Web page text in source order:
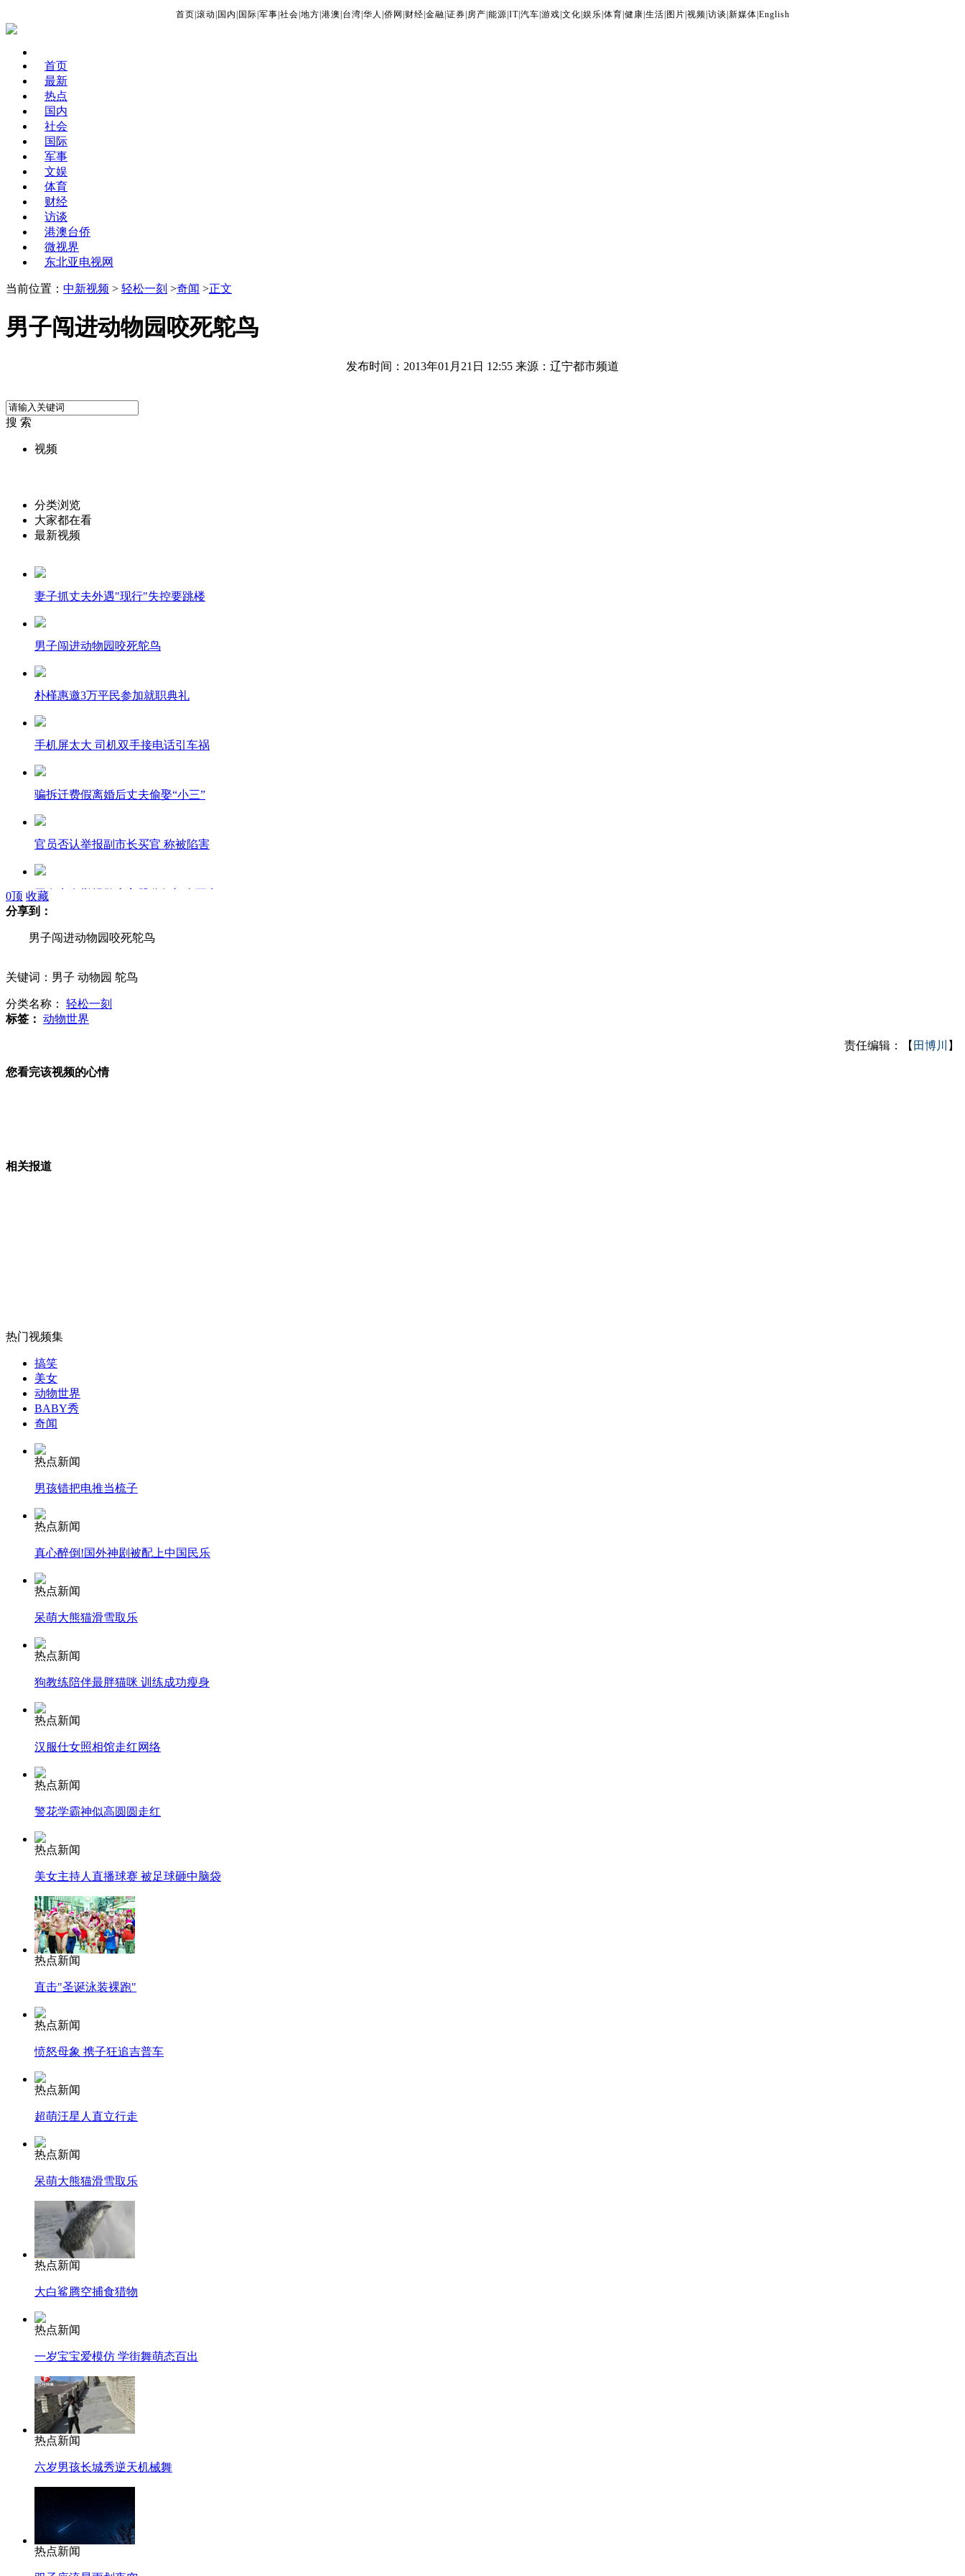
首页 滚动 国内 国际 军事 社会 地方 港澳 台湾 华人 侨网 财经 金融 证券 房产 能源 IT| 汽车 游戏 文化 娱乐 体育 健康 生活 图片 视频 访谈 新媒体 English
首页
最新
热点
国内
社会
国际
军事
文娱
体育
财经
访谈
港澳台侨
微视界
东北亚电视网
当前位置： 中新视频 > 轻松一刻 >奇闻 >正文
男子闯进动物园咬死鸵鸟
发布时间：2013年01月21日 12:55 来源：辽宁都市频道
搜 索
视频
分类浏览
大家都在看
最新视频
妻子抓丈夫外遇"现行"失控要跳楼
男子闯进动物园咬死鸵鸟
朴槿惠邀3万平民参加就职典礼
手机屏太大 司机双手接电话引车祸
骗拆迁费假离婚后丈夫偷娶“小三”
官员否认举报副市长买官 称被陷害
网友实名举报警察入股分红初查不实
春晚首次压场演出 观众笑点不断
山西运城恶犬咬伤多人 警民合力深夜将其击毙
外交部：反对强权政治霸凌主义
外交部：有关国家言论片面不公正
安徽一实载49人客车翻车
走！跟着总书记去植树
消防员救轻生者
纽约上演“枕头大战”
司机酒驾遇交警 急速倒车逃窜
0顶 收藏
分享到：
男子闯进动物园咬死鸵鸟
关键词：男子 动物园 鸵鸟
分类名称： 轻松一刻
标签： 动物世界
责任编辑：【 田博川 】
您看完该视频的心情
相关报道
热门视频集
搞笑
美女
动物世界
BABY秀
奇闻
热点新闻
男孩错把电推当梳子
热点新闻
真心醉倒!国外神剧被配上中国民乐
热点新闻
呆萌大熊猫滑雪取乐
热点新闻
狗教练陪伴最胖猫咪 训练成功瘦身
热点新闻
汉服仕女照相馆走红网络
热点新闻
警花学霸神似高圆圆走红
热点新闻
美女主持人直播球赛 被足球砸中脑袋
热点新闻
直击"圣诞泳装裸跑"
热点新闻
愤怒母象 携子狂追吉普车
热点新闻
超萌汪星人直立行走
热点新闻
呆萌大熊猫滑雪取乐
热点新闻
大白鲨腾空捕食猎物
热点新闻
一岁宝宝爱模仿 学街舞萌态百出
热点新闻
六岁男孩长城秀逆天机械舞
热点新闻